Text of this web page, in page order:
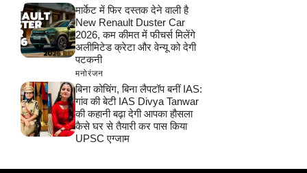
मार्केट में फिर दस्तक देने वाली है
New Renault Duster Car
2026, कम कीमत में फीचर्स मिलेंगे
अलीमिटेड क्रेटा और वेन्यू को देगी
पटकनी
मनोरंजन
बिना कोचिंग, बिना लैपटॉप बनीं IAS:
गांव की बेटी IAS Divya Tanwar
की कहानी बढ़ा देगी आपका हौसला
कैसे घर से तैयारी कर पास किया
UPSC एग्जाम